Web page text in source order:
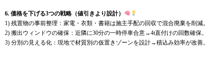
6. 価格を下げる3つの戦略（値引きより設計）
1) 残置物の事前整理：家電・衣類・書籍は施主手配の回収で混合廃棄を削減。
2) 搬出ウィンドウの確保：近隣に30分の一時停車合意→4t直付けの回数確保。
3) 分別の見える化：現地で材質別の仮置きゾーンを設計→積込み効率が改善。